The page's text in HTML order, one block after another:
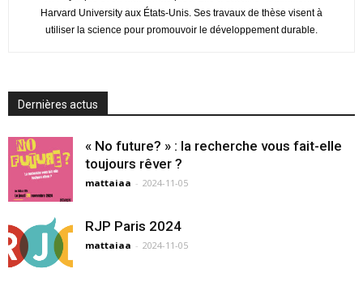
Harvard University aux États-Unis. Ses travaux de thèse visent à
utiliser la science pour promouvoir le développement durable.
Dernières actus
« No future? » : la recherche vous fait-elle
toujours rêver ?
mattaiaa - 2024-11-05
RJP Paris 2024
mattaiaa - 2024-11-05